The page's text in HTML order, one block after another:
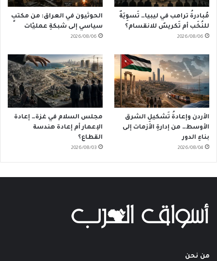
مُبادرةُ ترامب في ليبيا… تَسوِيَةٌ
للنُخَب أم تَكريسٌ للانقسام؟
2026/08/06
الحوثيون في العراق: من مكتبٍ
سياسي إلى شبكةِ عمليّات
2026/08/06
الأردن وإعادةُ تَشكيلِ الشرق
الأوسط… من إدارةِ الأزمات إلى
بناءِ الدور
2026/08/04
مجلس السلام في غزة… إعادة
الإعمار أم إعادة هندسة
القطاع؟
2026/08/03
من نحن